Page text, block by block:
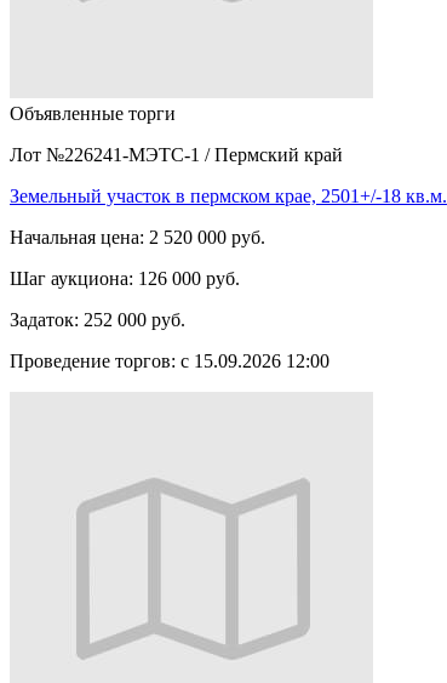
Объявленные торги
Лот №226241-МЭТС-1 / Пермский край
Земельный участок в пермском крае, 2501+/-18 кв.м.
Начальная цена: 2 520 000 руб.
Шаг аукциона: 126 000 руб.
Задаток: 252 000 руб.
Проведение торгов: с 15.09.2026 12:00